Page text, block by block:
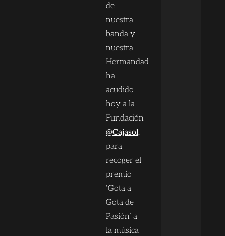
de
nuestra
banda y
nuestra
Hermandad
ha
acudido
hoy a la
Fundación
@Cajasol,
para
recoger el
premio
‘Gota a
Gota de
Pasión’ a
la música